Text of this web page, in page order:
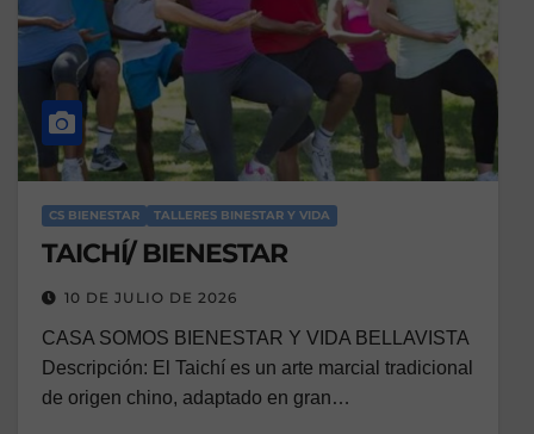
CS BIENESTAR TALLERES BINESTAR Y VIDA
TAICHÍ/ BIENESTAR
10 DE JULIO DE 2026
CASA SOMOS BIENESTAR Y VIDA BELLAVISTA
Descripción: El Taichí es un arte marcial tradicional
de origen chino, adaptado en gran…